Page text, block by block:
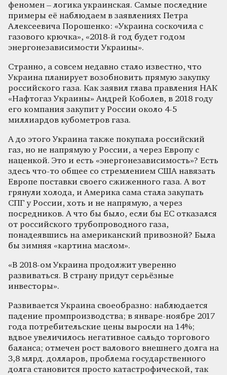
феномен – логика украинская. Самые последние
примеры её наблюдаем в заявлениях Петра
Алексеевича Порошенко: «Украина соскочила с
газового крючка», «2018-й год будет годом
энергонезависимости Украины».
Странно, а совсем недавно стало известно, что
Украина планирует возобновить прямую закупку
российского газа. Как заявил глава правления НАК
«Нафтогаз Украины» Андрей Коболев, в 2018 году
его компания закупит у России около 4-5
миллиардов кубометров газа.
А до этого Украина также покупала российский
газ, но не напрямую у России, а через Европу с
наценкой. Это и есть «энергонезависимость»? Есть
здесь что-то общее со стремлением США навязать
Европе поставки своего сжиженного газа. А вот
грянули холода, и Америка сама стала закупать
СПГ у России, хоть и не напрямую, а через
посредников. А что бы было, если бы ЕС отказался
от российского трубопроводного газа,
понадеявшись на американский привозной? Была
бы зимняя «картина маслом».
«В 2018-ом Украина продолжит уверенно
развиваться. В страну придут серьёзные
инвесторы».
Развивается Украина своеобразно: наблюдается
падение промпроизводства; в январе-ноябре 2017
года потребительские цены выросли на 14%;
вдвое увеличилось негативное сальдо торгового
баланса; отмечен рост валового внешнего долга на
3,8 млрд. долларов, проблема государственного
долга становится просто катастрофической, так